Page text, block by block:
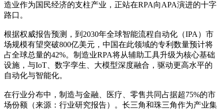
造业作为国民经济的支柱产业，正站在RPA向APA演进的十字
路口。
根据权威报告预测，到2030年全球智能流程自动化（IPA）市
场规模有望突破800亿美元，中国在此领域的专利数量预计将
占全球总量的42%。制造业RPA将从辅助工具升级为核心基础
设施，与IoT、数字孪生、大模型深度融合，驱动更高水平的
自动化与智能化。
在行业分布中，制造与金融、医疗、零售共同占据超75%的市
场份额（来源：行业研究报告）。长三角和珠三角作为产业集